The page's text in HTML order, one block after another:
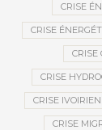
CRISE
CRISE
CRISE
CRISE
CRISE
CRISE